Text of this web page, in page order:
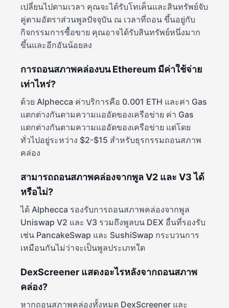
เปลี่ยนไปตามเวลา คุณจะได้รับโทเค็นและสินทรัพย์จับ
คู่ตามอัตราส่วนพูลปัจจุบัน ณ เวลาที่ถอน ขึ้นอยู่กับ
กิจกรรมการซื้อขาย คุณอาจได้รับสินทรัพย์หนึ่งมาก
ขึ้นและอีกอันน้อยลง
การถอนสภาพคล่องบน Ethereum มีค่าใช้จ่าย
เท่าไหร่?
ด้วย Alphecca ค่าบริการคือ 0.001 ETH และค่า Gas
แตกต่างกันตามความแออัดของเครือข่าย ค่า Gas
แตกต่างกันตามความแออัดของเครือข่าย แต่โดย
ทั่วไปอยู่ระหว่าง $2-$15 สำหรับธุรกรรมถอนสภาพ
คล่อง
สามารถถอนสภาพคล่องจากพูล V2 และ V3 ได้
หรือไม่?
ได้ Alphecca รองรับการถอนสภาพคล่องจากพูล
Uniswap V2 และ V3 รวมถึงพูลบน DEX อื่นที่รองรับ
เช่น PancakeSwap และ SushiSwap กระบวนการ
เหมือนกันไม่ว่าจะเป็นพูลประเภทใด
DexScreener แสดงอะไรหลังจากถอนสภาพ
คล่อง?
หากถอนสภาพคล่องทั้งหมด DexScreener และ